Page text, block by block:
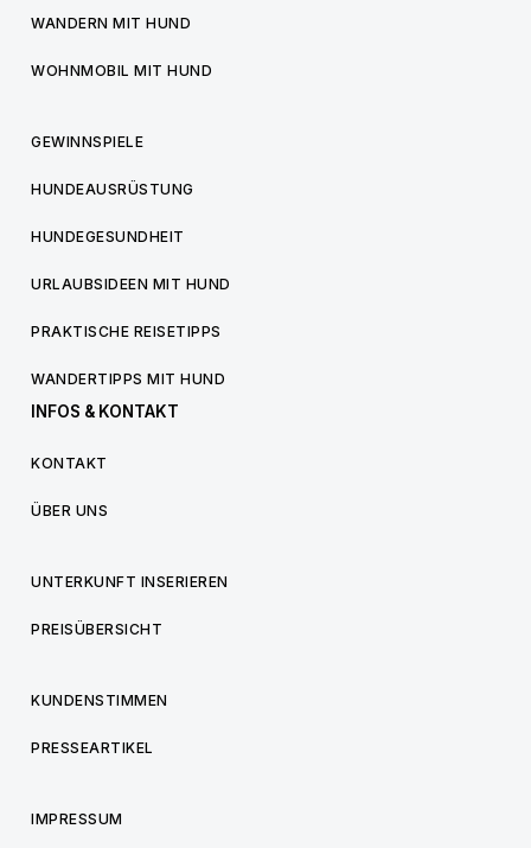
WANDERN MIT HUND
WOHNMOBIL MIT HUND
GEWINNSPIELE
HUNDEAUSRÜSTUNG
HUNDEGESUNDHEIT
URLAUBSIDEEN MIT HUND
PRAKTISCHE REISETIPPS
WANDERTIPPS MIT HUND
INFOS & KONTAKT
KONTAKT
ÜBER UNS
UNTERKUNFT INSERIEREN
PREISÜBERSICHT
KUNDENSTIMMEN
PRESSEARTIKEL
IMPRESSUM